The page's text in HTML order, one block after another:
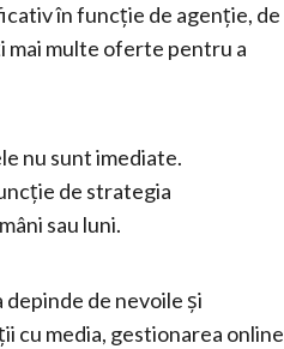
în funcție de agenție, de
mai multe oferte pentru a
nu sunt imediate.
de strategia
sau luni.
depinde de nevoile și
cu media, gestionarea online